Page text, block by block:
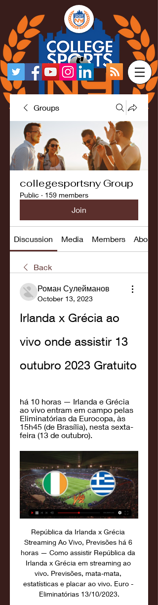
Groups
collegesportsny Group
Public · 159 members
Join
Discussion Media Members About
Back
Роман Сулейманов
October 13, 2023
Irlanda x Grécia ao
vivo onde assistir 13
outubro 2023 Gratuito
há 10 horas — Irlanda e Grécia
ao vivo entram em campo pelas
Eliminatórias da Eurocopa, às
15h45 (de Brasília), nesta sexta-
feira (13 de outubro).
República da Irlanda x Grécia
Streaming Ao Vivo, Previsões há 6
horas — Como assistir República da
Irlanda x Grécia em streaming ao
vivo. Previsões, mata-mata,
estatísticas e placar ao vivo. Euro -
Eliminatórias 13/10/2023.